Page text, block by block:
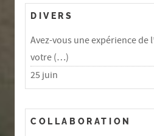
DIVERS
Avez-vous une expérience de
votre (…)
25 juin
COLLABORATION